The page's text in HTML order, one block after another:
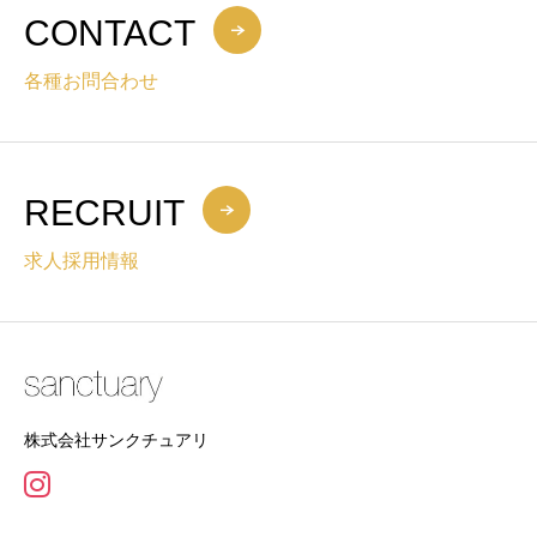
CONTACT
各種お問合わせ
RECRUIT
求人採用情報
株式会社サンクチュアリ